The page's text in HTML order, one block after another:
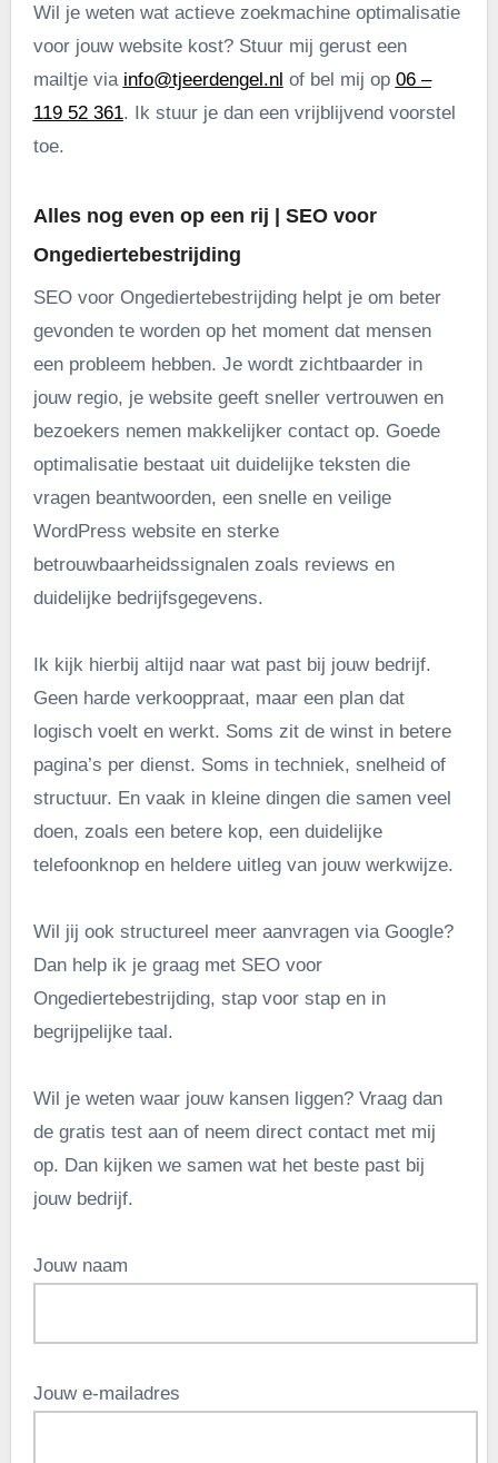
Wil je weten wat actieve zoekmachine optimalisatie
voor jouw website kost? Stuur mij gerust een
mailtje via info@tjeerdengel.nl of bel mij op 06 –
119 52 361. Ik stuur je dan een vrijblijvend voorstel
toe.
Alles nog even op een rij | SEO voor
Ongediertebestrijding
SEO voor Ongediertebestrijding helpt je om beter
gevonden te worden op het moment dat mensen
een probleem hebben. Je wordt zichtbaarder in
jouw regio, je website geeft sneller vertrouwen en
bezoekers nemen makkelijker contact op. Goede
optimalisatie bestaat uit duidelijke teksten die
vragen beantwoorden, een snelle en veilige
WordPress website en sterke
betrouwbaarheidssignalen zoals reviews en
duidelijke bedrijfsgegevens.
Ik kijk hierbij altijd naar wat past bij jouw bedrijf.
Geen harde verkooppraat, maar een plan dat
logisch voelt en werkt. Soms zit de winst in betere
pagina’s per dienst. Soms in techniek, snelheid of
structuur. En vaak in kleine dingen die samen veel
doen, zoals een betere kop, een duidelijke
telefoonknop en heldere uitleg van jouw werkwijze.
Wil jij ook structureel meer aanvragen via Google?
Dan help ik je graag met SEO voor
Ongediertebestrijding, stap voor stap en in
begrijpelijke taal.
Wil je weten waar jouw kansen liggen? Vraag dan
de gratis test aan of neem direct contact met mij
op. Dan kijken we samen wat het beste past bij
jouw bedrijf.
Jouw naam
Jouw e-mailadres